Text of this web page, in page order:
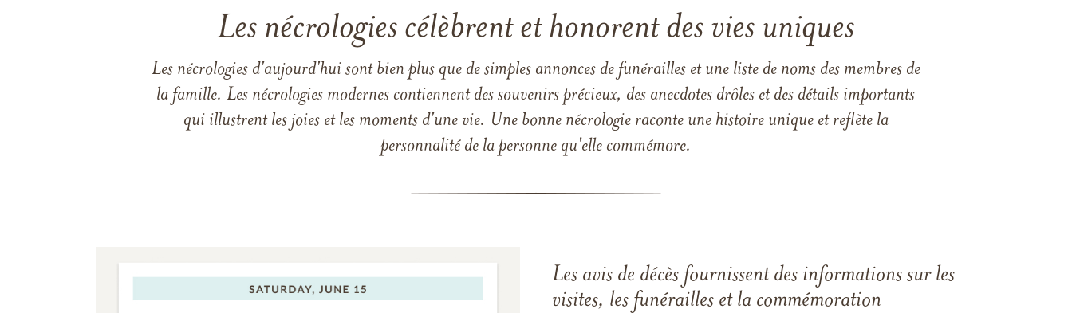
Les nécrologies célèbrent et honorent des vies uniques
Les nécrologies d'aujourd'hui sont bien plus que de simples annonces de funérailles et une liste de noms des membres de
la famille. Les nécrologies modernes contiennent des souvenirs précieux, des anecdotes drôles et des détails importants
qui illustrent les joies et les moments d'une vie. Une bonne nécrologie raconte une histoire unique et reflète la
personnalité de la personne qu'elle commémore.
Les avis de décès fournissent des informations sur les
visites, les funérailles et la commémoration